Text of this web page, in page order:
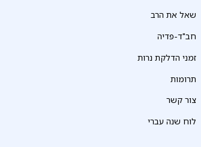
שאל את הרב
חב"ד-פדיה
זמני הדלקת נרות
תרומות
צור קשר
לוח שנה עברי